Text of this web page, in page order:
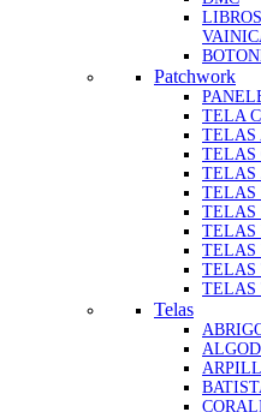
Patchwork
TELA
TELAS
TELAS
TELAS
TELAS
TELAS
TELAS
TELAS
TELAS
TELAS
Telas